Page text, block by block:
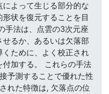
よって生じる部分的な
状を復元することを目
手法は、点雲の3次元座
るか、あるいは欠落部
ために、よく校正され
加する。 これらの手法
予測することで優れた性
れた特徴は, 欠落点の位